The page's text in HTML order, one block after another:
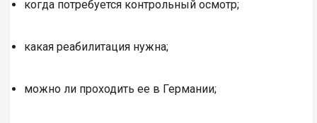
когда потребуется контрольный осмотр;
какая реабилитация нужна;
можно ли проходить ее в Германии;